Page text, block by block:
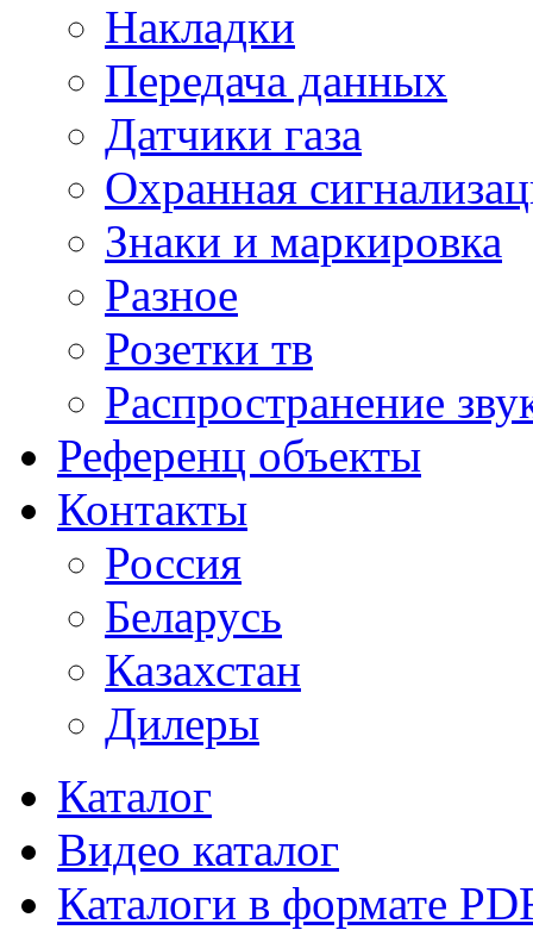
Накладки
Передача данных
Датчики газа
Охранная
Знаки и маркировка
Разное
Розетки тв
Распространение
Референц объекты
Контакты
Россия
Беларусь
Казахстан
Дилеры
Каталог
Видео каталог
Каталоги в формате